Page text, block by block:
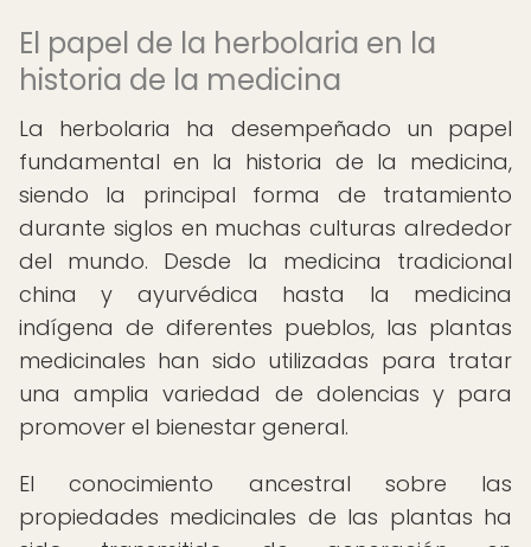
El papel de la herbolaria en la
historia de la medicina
La herbolaria ha desempeñado un papel
fundamental en la historia de la medicina,
siendo la principal forma de tratamiento
durante siglos en muchas culturas alrededor
del mundo. Desde la medicina tradicional
china y ayurvédica hasta la medicina
indígena de diferentes pueblos, las plantas
medicinales han sido utilizadas para tratar
una amplia variedad de dolencias y para
promover el bienestar general.
El conocimiento ancestral sobre las
propiedades medicinales de las plantas ha